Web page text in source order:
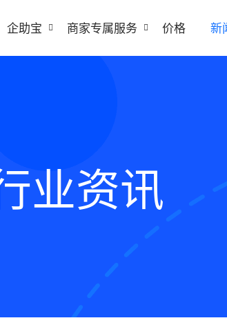
企助宝 商家专属服务 价格 新
业资讯